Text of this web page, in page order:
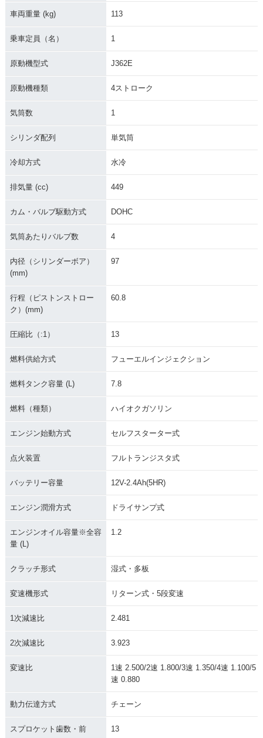
車両重量 (kg) 113
乗車定員（名） 1
原動機型式 J362E
原動機種類 4ストローク
気筒数 1
シリンダ配列 単気筒
冷却方式 水冷
排気量 (cc) 449
カム・バルブ駆動方式 DOHC
気筒あたりバルブ数 4
内径（シリンダーボア）
(mm)
97
行程（ピストンストロー
ク）(mm)
60.8
圧縮比（:1） 13
燃料供給方式 フューエルインジェクション
燃料タンク容量 (L) 7.8
燃料（種類） ハイオクガソリン
エンジン始動方式 セルフスターター式
点火装置 フルトランジスタ式
バッテリー容量 12V-2.4Ah(5HR)
エンジン潤滑方式 ドライサンプ式
エンジンオイル容量※全容
量 (L)
1.2
クラッチ形式 湿式・多板
変速機形式 リターン式・5段変速
1次減速比 2.481
2次減速比 3.923
変速比
1速 2.500/2速 1.800/3速 1.350/4速 1.100/5
速 0.880
動力伝達方式 チェーン
スプロケット歯数・前 13